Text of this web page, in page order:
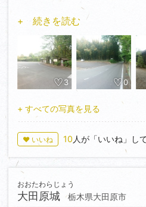
2019/12現在、西方城及び二
行われています。
但し、2019/12中旬辺りで調
め戻す予定との事なので、
に。
登城前は、土の城のイメー
での情報もあって、要所では
の方が妥当？)を用いてる様子
北の丸北側の虎口看板周辺や
ら南ノ丸へ至る道の周辺等に
ている？)石があるので、それ
…後、二条城の発掘の現場で
画像にも載せましたけど、あ
が分割される事って、あるん
掘削された所は、軒並みあん
先に記載した大田原城同様、
とを勧めます。
後１つ、気を付けなければな
季節。
の年の天候等によりますけれ
客が増えます。
尚、毎年紫陽花祭りを開催し
7/7との事なので、この時期
う。
それでは前回同様、写真連動
+ 続きを読む
3 0
+ すべての写真を見る
♥ いいね 10人が「いいね」し
大田原城
おおたわらじょう
栃木県大田原市